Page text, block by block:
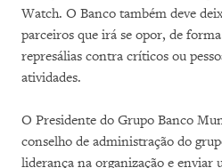
Watch. O Banco também deve
parceiros que irá se opor, de
represálias contra críticos ou
atividades.
O Presidente do Grupo Banco
conselho de administração do
liderança na organização e enviar